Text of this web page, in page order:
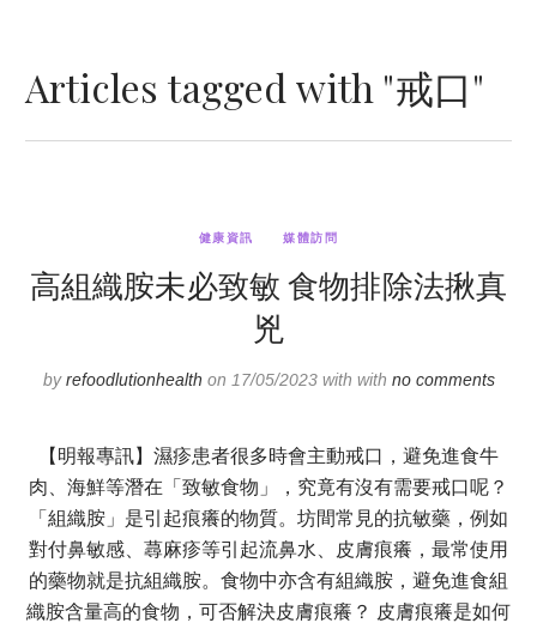
Articles tagged with "戒口"
健康資訊 媒體訪問
高組織胺未必致敏 食物排除法揪真
兇
byrefoodlutionhealth on 17/05/2023 with with no comments
【明報專訊】濕疹患者很多時會主動戒口，避免進食牛
肉、海鮮等潛在「致敏食物」，究竟有沒有需要戒口呢？
「組織胺」是引起痕癢的物質。坊間常見的抗敏藥，例如
對付鼻敏感、蕁麻疹等引起流鼻水、皮膚痕癢，最常使用
的藥物就是抗組織胺。食物中亦含有組織胺，避免進食組
織胺含量高的食物，可否解決皮膚痕癢？ 皮膚痕癢是如何